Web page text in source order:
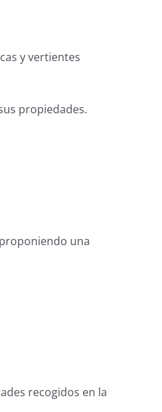
y vertientes
propiedades.
una
recogidos en la